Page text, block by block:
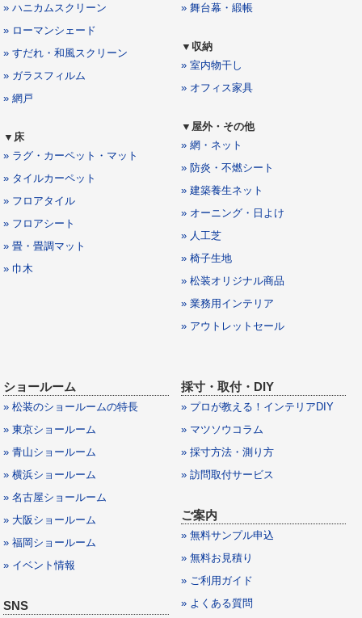
» ハニカムスクリーン
» ローマンシェード
» すだれ・和風スクリーン
» ガラスフィルム
» 網戸
▼床
» ラグ・カーペット・マット
» タイルカーペット
» フロアタイル
» フロアシート
» 畳・畳調マット
» 巾木
» 舞台幕・緞帳
▼収納
» 室内物干し
» オフィス家具
▼屋外・その他
» 網・ネット
» 防炎・不燃シート
» 建築養生ネット
» オーニング・日よけ
» 人工芝
» 椅子生地
» 松装オリジナル商品
» 業務用インテリア
» アウトレットセール
ショールーム
» 松装のショールームの特長
» 東京ショールーム
» 青山ショールーム
» 横浜ショールーム
» 名古屋ショールーム
» 大阪ショールーム
» 福岡ショールーム
» イベント情報
SNS
採寸・取付・DIY
» プロが教える！インテリアDIY
» マツソウコラム
» 採寸方法・測り方
» 訪問取付サービス
ご案内
» 無料サンプル申込
» 無料お見積り
» ご利用ガイド
» よくある質問